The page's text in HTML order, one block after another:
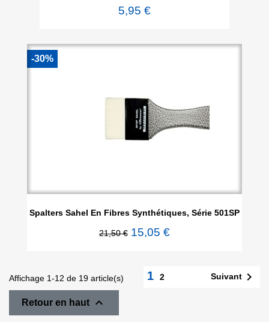
5,95 €
Spalters Sahel En Fibres Synthétiques, Série 501SP
21,50 € 15,05 €
-30%
Affichage 1-12 de 19 article(s) 1 2 Suivant 
Retour en haut 